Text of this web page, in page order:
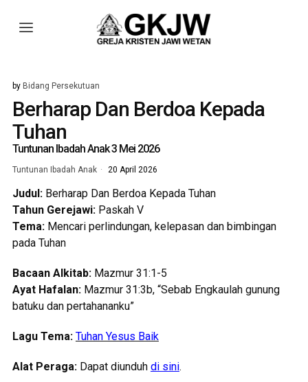
by Bidang Persekutuan
Berharap Dan Berdoa Kepada
Tuhan
Tuntunan Ibadah Anak 3 Mei 2026
Tuntunan Ibadah Anak 20 April 2026
Judul:Berharap Dan Berdoa Kepada Tuhan
Tahun Gerejawi: Paskah V
Tema: Mencari perlindungan, kelepasan dan bimbingan
pada Tuhan
Bacaan Alkitab:Mazmur 31:1-5
Ayat Hafalan:Mazmur 31:3b, “Sebab Engkaulah gunung
batuku dan pertahananku”
Lagu Tema: Tuhan Yesus Baik
Alat Peraga: Dapat diunduh di sini.